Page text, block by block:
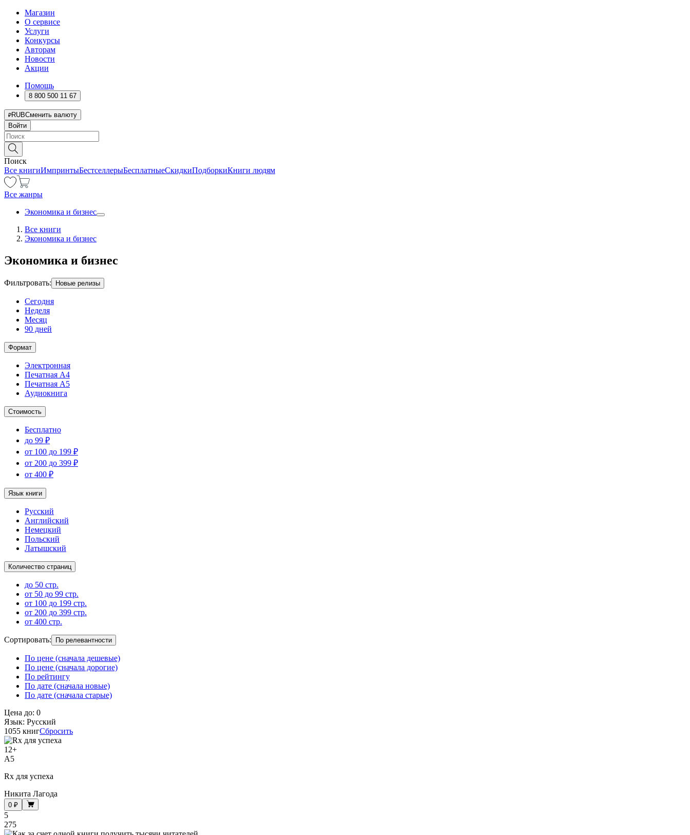
Магазин
О сервисе
Услуги
Конкурсы
Авторам
Новости
Акции
Помощь
8 800 500 11 67
RUBСменить валюту
Войти
Поиск
Все книгиИмпринтыБестселлерыБесплатныеСкидкиПодборкиКниги людям
Все жанры
Экономика и бизнес
Все книги
Экономика и бизнес
Экономика и бизнес
Фильтровать: Новые релизы
Сегодня
Неделя
Месяц
90 дней
Формат
Электронная
Печатная А4
Печатная А5
Аудиокнига
Стоимость
Бесплатно
до 99 ₽
от 100 до 199 ₽
от 200 до 399 ₽
от 400 ₽
Язык книги
Русский
Английский
Немецкий
Польский
Латышский
Количество страниц
до 50 стр.
от 50 до 99 стр.
от 100 до 199 стр.
от 200 до 399 стр.
от 400 стр.
Сортировать: По релевантности
По цене (сначала дешевые)
По цене (сначала дорогие)
По рейтингу
По дате (сначала новые)
По дате (сначала старые)
Цена до: 0
Язык: Русский
1055 книгСбросить
12+
A5
Rx для успеха
Никита Лагода
0 ₽
5
275